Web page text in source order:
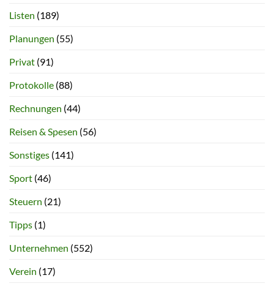
Listen (189)
Planungen (55)
Privat (91)
Protokolle (88)
Rechnungen (44)
Reisen & Spesen (56)
Sonstiges (141)
Sport (46)
Steuern (21)
Tipps (1)
Unternehmen (552)
Verein (17)